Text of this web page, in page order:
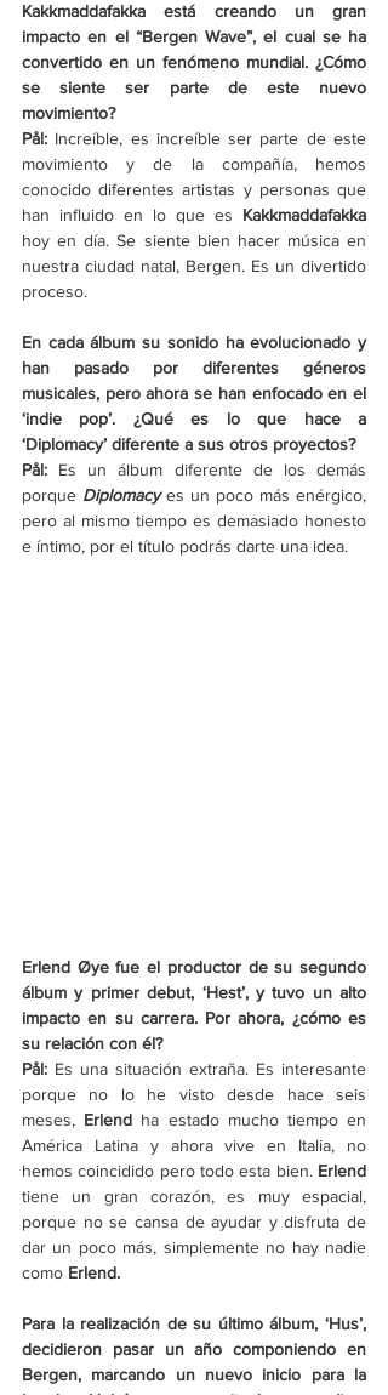
Kakkmaddafakka está creando un gran
impacto en el “Bergen Wave”, el cual se ha
convertido en un fenómeno mundial. ¿Cómo
se siente ser parte de este nuevo
movimiento?
Pål: Increíble, es increíble ser parte de este
movimiento y de la compañía, hemos
conocido diferentes artistas y personas que
han influido en lo que es
hoy en día. Se siente bien hacer música en
nuestra ciudad natal, Bergen. Es un divertido
proceso.
En cada álbum su sonido ha evolucionado y
han pasado por diferentes géneros
musicales, pero ahora se han enfocado en el
‘indie pop’. ¿Qué es lo que hace a
‘Diplomacy’ diferente a sus otros proyectos?
Pål: Es un álbum diferente de los demás
porque Diplomacy es un poco más enérgico,
pero al mismo tiempo es demasiado honesto
e íntimo, por el título podrás darte una idea.
Erlend Øye fue el productor de su segundo
álbum y primer debut, ‘Hest’, y tuvo un alto
impacto en su carrera. Por ahora, ¿cómo es
su relación con él?
Pål: Es una situación extraña. Es interesante
porque no lo he visto desde hace seis
meses, Erlend ha estado mucho tiempo en
América Latina y ahora vive en Italia, no
hemos coincidido pero todo esta bien. Erlend
tiene un gran corazón, es muy espacial,
porque no se cansa de ayudar y disfruta de
dar un poco más, simplemente no hay nadie
como Erlend.
Para la realización de su último álbum, ‘Hus’,
decidieron pasar un año componiendo en
Bergen, marcando un nuevo inicio para la